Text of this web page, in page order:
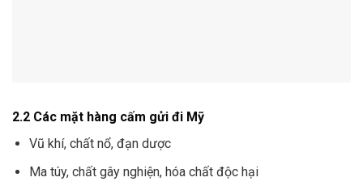
2.2 Các mặt hàng cấm gửi đi Mỹ
Vũ khí, chất nổ, đạn dược
Ma túy, chất gây nghiện, hóa chất độc hại